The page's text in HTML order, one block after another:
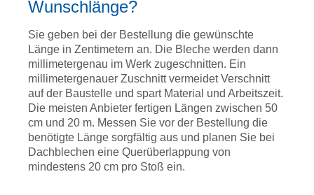
Wunschlänge?
Sie geben bei der Bestellung die gewünschte
Länge in Zentimetern an. Die Bleche werden dann
millimetergenau im Werk zugeschnitten. Ein
millimetergenauer Zuschnitt vermeidet Verschnitt
auf der Baustelle und spart Material und Arbeitszeit.
Die meisten Anbieter fertigen Längen zwischen 50
cm und 20 m. Messen Sie vor der Bestellung die
benötigte Länge sorgfältig aus und planen Sie bei
Dachblechen eine Querüberlappung von
mindestens 20 cm pro Stoß ein.